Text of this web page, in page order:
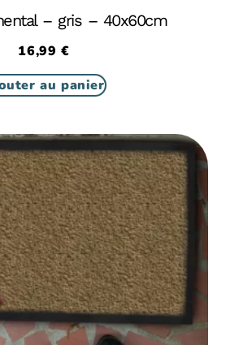
– gris – 40x60cm
16,99 €
au panier